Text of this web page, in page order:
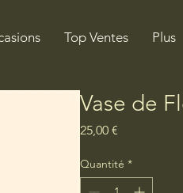
Top Ventes Plus
Vase de
25,00 €
Quantité *